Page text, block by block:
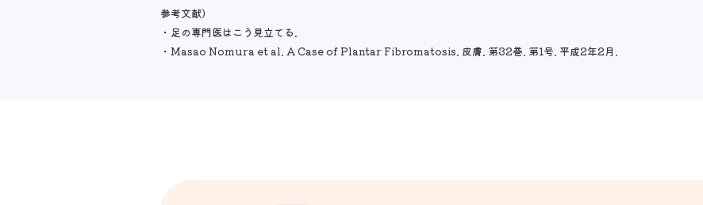
参考文献）
・足の専門医はこう見立てる.
・Masao Nomura et al. A Case of Plantar Fibromatosis. 皮膚. 第32巻. 第1号. 平成2年2月.